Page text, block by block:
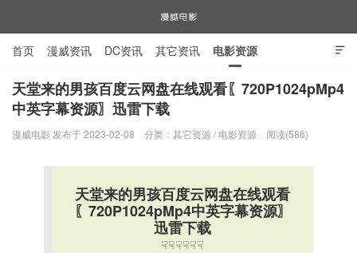
漫威电影

首页 漫威资讯 DC资讯 其它资讯 电影资源
电视剧资源 漫威图片
天堂来的男孩百度云网盘在线观看〖720P1024pMp4
中英字幕资源〗迅雷下载
漫威电影 发布于 2023-02-08 分类： 其它资源 / 电影资源 阅读(586)
天堂来的男孩百度云网盘在线观看
〖720P1024pMp4中英字幕资源〗
迅雷下载
☟☟☟☟☟☟